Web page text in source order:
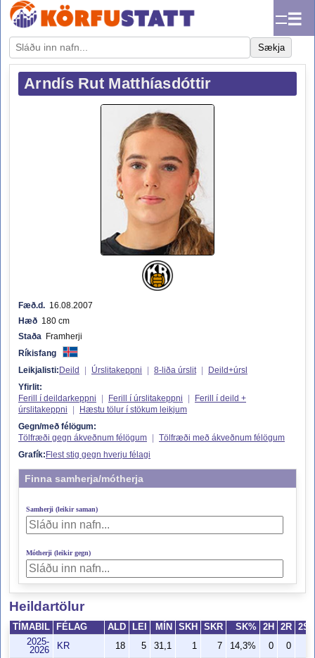
☰
Sækja
Arndís Rut Matthíasdóttir
Fæð.d. 16.08.2007
Hæð 180 cm
Staða Framherji
Ríkisfang
Leikjalisti: Deild Úrslitakeppni 8-liða úrslit
Deild+úrsl
Yfirlit:
Ferill í deildarkeppni
Ferill í úrslitakeppni
Ferill í deild +
úrslitakeppni
Hæstu tölur í stökum leikjum
Gegn/með félögum:
Tölfræði gegn ákveðnum félögum
Tölfræði með ákveðnum félögum
Grafík: Flest stig gegn hverju félagi
Finna samherja/mótherja
Samherji (leikir saman)
Mótherji (leikir gegn)
Heildartölur
TÍMABIL FÉLAG ALD LEI MÍN SKH SKR SK% 2H 2R
2025-
2026
KR 18 5 31,1 1 7 14,3% 0 0